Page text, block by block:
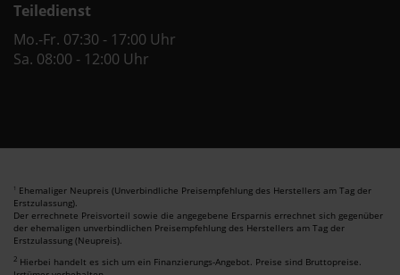
Teiledienst
Mo.-Fr. 07:30 - 17:00 Uhr
Sa. 08:00 - 12:00 Uhr
1 Ehemaliger Neupreis (Unverbindliche Preisempfehlung des Herstellers am Tag der
Erstzulassung).
Der errechnete Preisvorteil sowie die angegebene Ersparnis errechnet sich gegenüber
der ehemaligen unverbindlichen Preisempfehlung des Herstellers am Tag der
Erstzulassung (Neupreis).
2 Hierbei handelt es sich um ein Finanzierungs-Angebot. Preise sind Bruttopreise.